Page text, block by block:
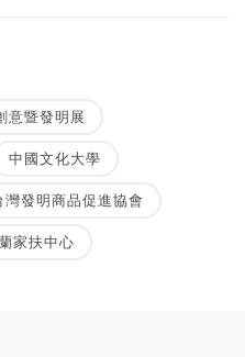
意暨發明展
中國文化大學
灣發明商品促進協會
家扶中心